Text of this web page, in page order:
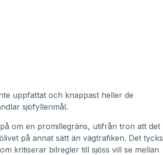
uppfattat och knappast heller de
sjöfyllerimål.
om en promillegräns, utifrån tron att det
på annat sätt än vägtrafiken. Det tycks
kritiserar bilregler till sjöss vill se mellan